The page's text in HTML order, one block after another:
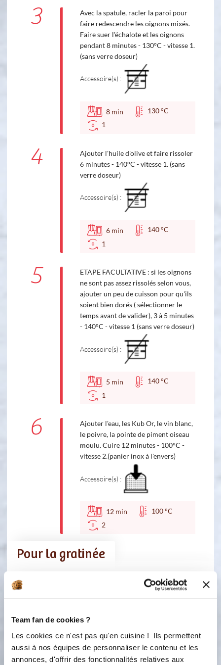
Team fan de cookies ?
Les cookies ce n'est pas qu'en cuisine ! Ils permettent
aussi à nos équipes de personnaliser le contenu et les
annonces, d'offrir des fonctionnalités relatives aux
3
Avec la spatule, racler la paroi pour
faire redescendre les oignons mixés.
Faire suer l'échalote et les oignons
pendant 8 minutes - 130°C - vitesse 1.
(sans verre doseur)
Accessoire(s) :
8 min
130 °C
1
4
Ajouter l'huile d'olive et faire rissoler
6 minutes - 140°C - vitesse 1. (sans
verre doseur)
Accessoire(s) :
6 min
140 °C
1
5
ETAPE FACULTATIVE : si les oignons
ne sont pas assez rissolés selon vous,
ajouter un peu de cuisson pour qu'ils
soient bien dorés ( sélectionner le
temps avant de valider), 3 à 5 minutes
- 140°C - vitesse 1 (sans verre doseur)
Accessoire(s) :
5 min
140 °C
1
6
Ajouter l'eau, les Kub Or, le vin blanc,
le poivre, la pointe de piment oiseau
moulu. Cuire 12 minutes - 100°C -
vitesse 2.(panier inox à l'envers)
Accessoire(s) :
12 min
100 °C
2
Pour la gratinée
Ingredients Liste de courses
du fromage râpé